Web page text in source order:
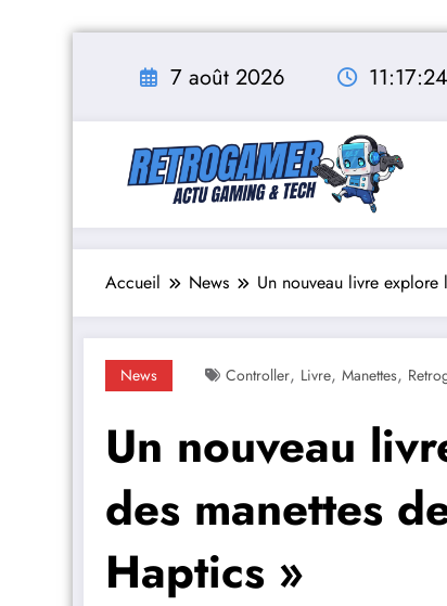
7 août 2026
Accueil News Un nouveau livre explore
News Controller, Livre, Manettes,
Un nouveau
des manettes
Haptics »